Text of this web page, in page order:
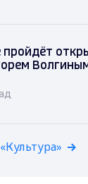
пройдёт